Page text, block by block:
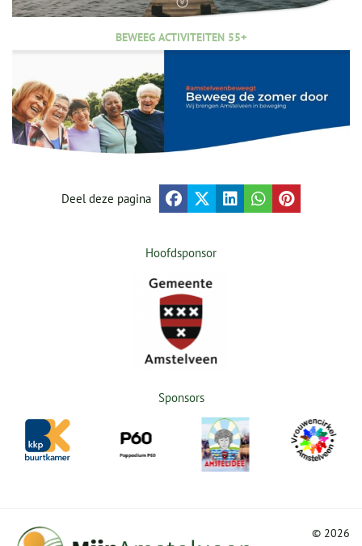
BEWEEG ACTIVITEITEN 55+
Deel deze pagina
Hoofdsponsor
Sponsors
© 2026